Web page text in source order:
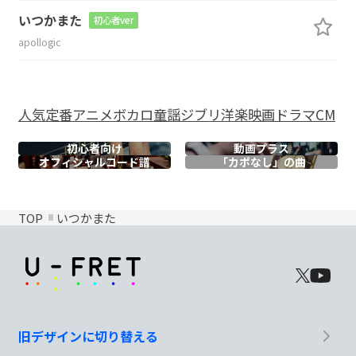
いつかまた 初心者ver
apollogic
人気定番アニメボカロ童謡ジブリ洋楽映画ドラマCM
初心者向け
動画プラス
オフィシャルコード譜 「カポなし」の曲
TOP いつかまた
旧デザインに切り替える